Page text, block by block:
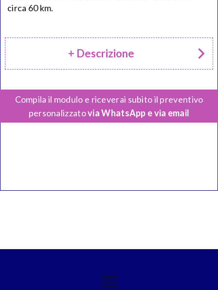
circa 60 km.
+ Descrizione
Compila il modulo e riceverai subito il preventivo
personalizzatovia WhatsApp e via email